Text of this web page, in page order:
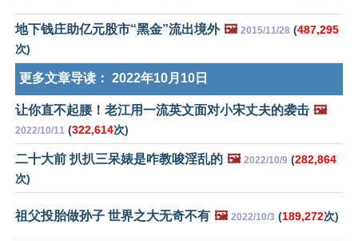
地下钱庄助亿元股市“黑金”流出境外 🖼️ 2015/11/28 (487,295
次)
更多文章导读： 2022年10月10日
让你直不起腰！老江用一流英文面对小宋丈夫的袭击 🖼️
2022/10/11 (322,614次)
二十大前 扒扒三呆婊是咋教唆淫乱的 🖼️ 2022/10/9 (282,864
次)
祖父投胎做孙子 世界之大无奇不有 🖼️ 2022/10/3 (189,272次)